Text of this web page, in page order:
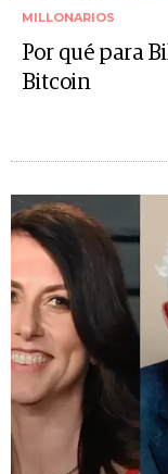
MILLONARIOS
Por qué para
Bitcoin